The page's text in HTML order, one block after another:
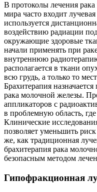
В протоколы лечения
мира часто входит
используется
воздействию радиации
окружающие здоровые
начали применять при
внутреннюю
располагается в ткани
всю грудь, а только то
Брахитерапия
рака молочной железы.
аппликаторов с
в проблемную область,
Клинические
позволяет уменьшить
же, как традиционная
брахитерапия рака
безопасным методом
Гипофракционная